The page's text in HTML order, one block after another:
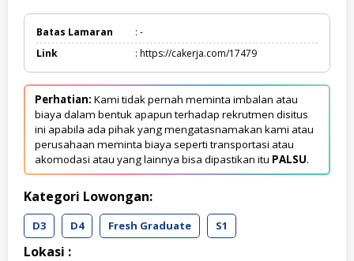
Batas Lamaran
: -
Link
: https://cakerja.com/17479
Perhatian: Kami tidak pernah meminta imbalan atau
biaya dalam bentuk apapun terhadap rekrutmen disitus
ini apabila ada pihak yang mengatasnamakan kami atau
perusahaan meminta biaya seperti transportasi atau
akomodasi atau yang lainnya bisa dipastikan itu PALSU.
Kategori Lowongan:
D3 D4 Fresh Graduate S1
Lokasi :